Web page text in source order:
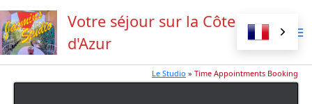
au
contenu
Votre séjour sur la Côte
d'Azur
Le Studio » Time Appointments Booking